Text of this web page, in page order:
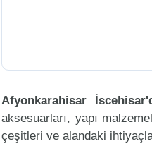
Afyonkarahisar
aksesuarları, yapı
çeşitleri ve alandaki